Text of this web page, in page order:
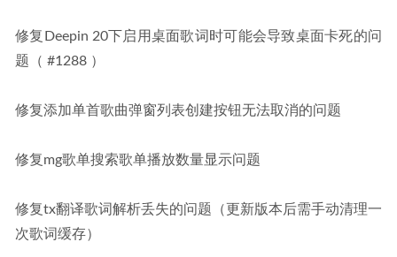
修复Deepin 20下启用桌面歌词时可能会导致桌面卡死的问
题（ #1288 ）
修复添加单首歌曲弹窗列表创建按钮无法取消的问题
修复mg歌单搜索歌单播放数量显示问题
修复tx翻译歌词解析丢失的问题（更新版本后需手动清理一
次歌词缓存）